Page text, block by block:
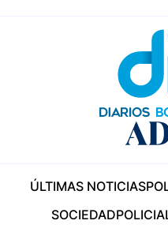
ÚLTIMAS NOTICIAS
SOCIEDAD